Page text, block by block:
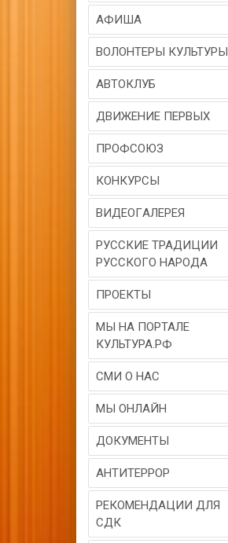
АФИША
ВОЛОНТЕРЫ КУЛЬТУРЫ
АВТОКЛУБ
ДВИЖЕНИЕ ПЕРВЫХ
ПРОФСОЮЗ
КОНКУРСЫ
ВИДЕОГAЛЕРЕЯ
РУССКИЕ ТРАДИЦИИ
РУССКОГО НАРОДА
ПРОЕКТЫ
МЫ НА ПОРТАЛЕ
КУЛЬТУРА.РФ
СМИ О НАС
МЫ ОНЛАЙН
ДОКУМЕНТЫ
АНТИТЕРРОР
РЕКОМЕНДАЦИИ ДЛЯ
СДК